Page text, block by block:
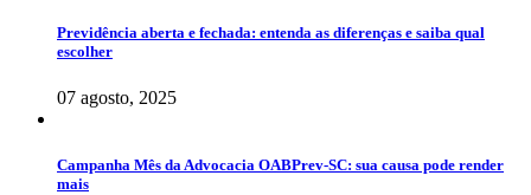
Previdência aberta e fechada: entenda as diferenças e saiba qual
escolher
07 agosto, 2025
Campanha Mês da Advocacia OABPrev-SC: sua causa pode render
mais